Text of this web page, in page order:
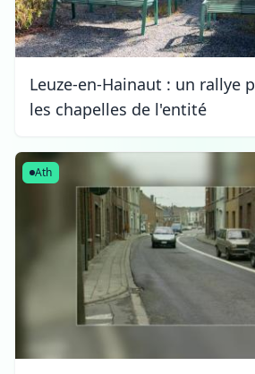
Leuze-en-Hainaut : un rallye
les chapelles de l'entité
Ath